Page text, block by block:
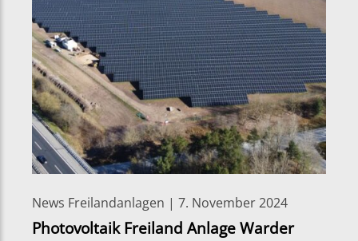
News Freilandanlagen | 7. November 2024
Photovoltaik Freiland Anlage Warder